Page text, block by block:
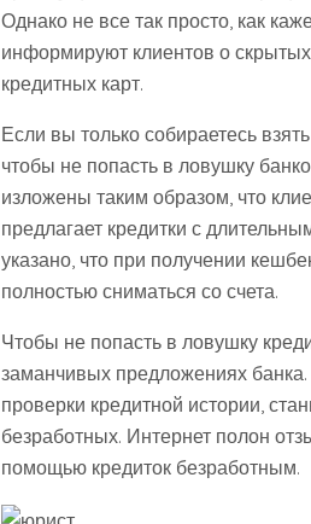
Однако не все так просто, как
информируют клиентов о
кредитных карт.
Если вы только собираетесь взять
чтобы не попасть в ловушку
изложены таким образом, что
предлагает кредитки с
указано, что при получении
полностью сниматься со счета.
Чтобы не попасть в ловушку
заманчивых предложениях банка.
проверки кредитной истории,
безработных. Интернет полон
помощью кредиток безработным.